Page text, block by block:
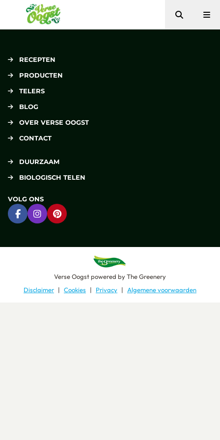
Verse Oogst
Zoeken
RECEPTEN
PRODUCTEN
TELERS
BLOG
OVER VERSE OOGST
CONTACT
DUURZAAM
BIOLOGISCH TELEN
VOLG ONS
Ga naar Facebook
Ga naar Instagram
Ga naar Pinterest
Verse Oogstpowered byThe Greenery
Disclaimer
Cookies Privacy Algemene voorwaarden